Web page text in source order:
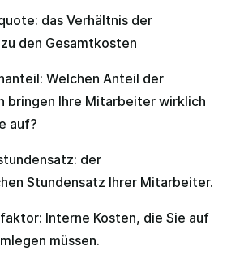
das Verhältnis der
den Gesamtkosten
Welchen Anteil der
bringen Ihre Mitarbeiter wirklich
auf?
der
Stundensatz Ihrer Mitarbeiter.
Interne Kosten, die Sie auf
müssen.